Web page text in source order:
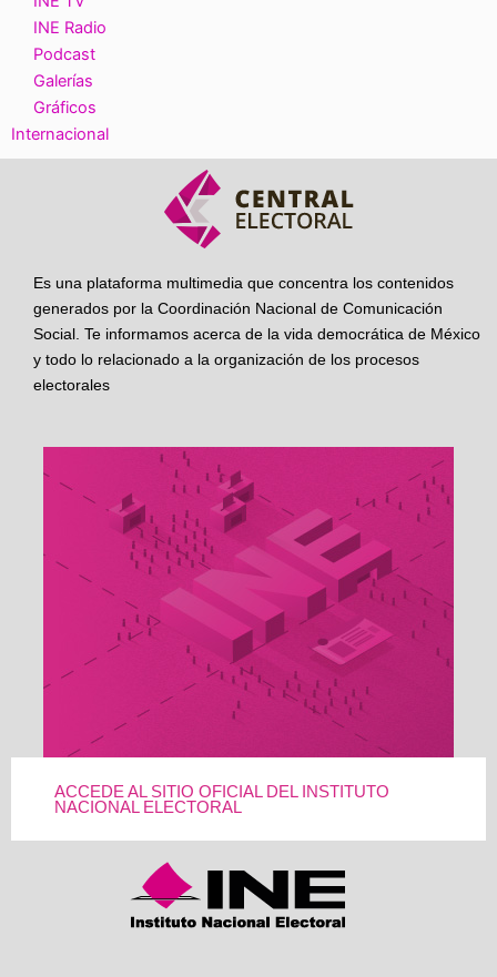
INE Radio
Podcast
Galerías
Gráficos
Internacional
Es una plataforma multimedia que concentra los contenidos
generados por la Coordinación Nacional de Comunicación
Social. Te informamos acerca de la vida democrática de México
y todo lo relacionado a la organización de los procesos
electorales
ACCEDE AL SITIO OFICIAL DEL INSTITUTO
NACIONAL ELECTORAL